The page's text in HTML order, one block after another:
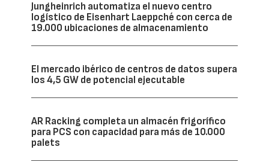
Jungheinrich automatiza el nuevo centro
logístico de Eisenhart Laeppché con cerca de
19.000 ubicaciones de almacenamiento
El mercado ibérico de centros de datos supera
los 4,5 GW de potencial ejecutable
AR Racking completa un almacén frigorífico
para PCS con capacidad para más de 10.000
palets